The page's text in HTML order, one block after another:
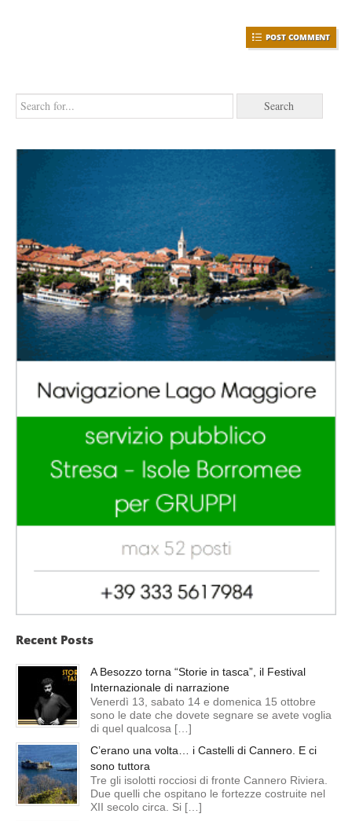
Recent Posts
A Besozzo torna “Storie in tasca”, il Festival
Internazionale di narrazione
Venerdì 13, sabato 14 e domenica 15 ottobre
sono le date che dovete segnare se avete voglia
di quel qualcosa […]
C’erano una volta… i Castelli di Cannero. E ci
sono tuttora
Tre gli isolotti rocciosi di fronte Cannero Riviera.
Due quelli che ospitano le fortezze costruite nel
XII secolo circa. Si […]